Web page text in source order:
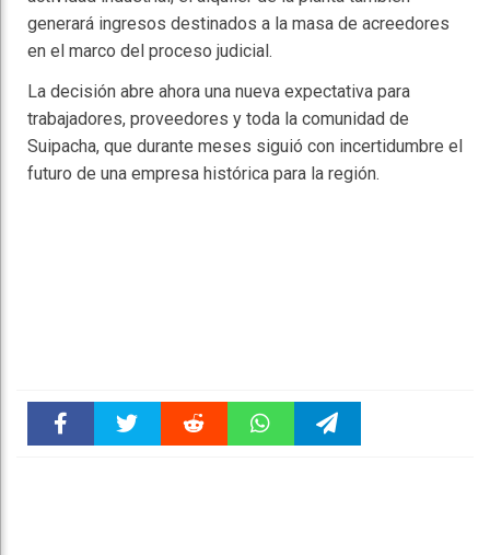
generará ingresos destinados a la masa de acreedores
en el marco del proceso judicial.
La decisión abre ahora una nueva expectativa para
trabajadores, proveedores y toda la comunidad de
Suipacha, que durante meses siguió con incertidumbre el
futuro de una empresa histórica para la región.